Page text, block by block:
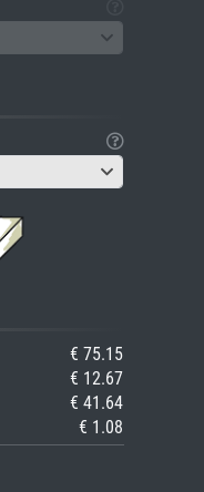
€ 75.15
€ 12.67
€ 41.64
€ 1.08